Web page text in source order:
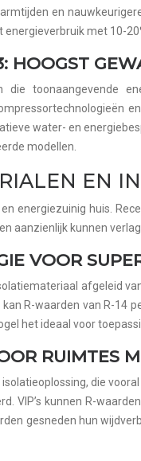
en
met 10-
HOOGST
die toonaangevende
water- en
modellen.
EN
energiezuinig huis.
aanzienlijk kunnen
VOOR
afgeleid
R-waarden van R-14
het ideaal voor
RUIMTES
die
VIP’s kunnen R-
gesneden hun